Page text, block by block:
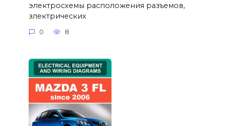
электросхемы расположения разъемов,
злектрических
0 8